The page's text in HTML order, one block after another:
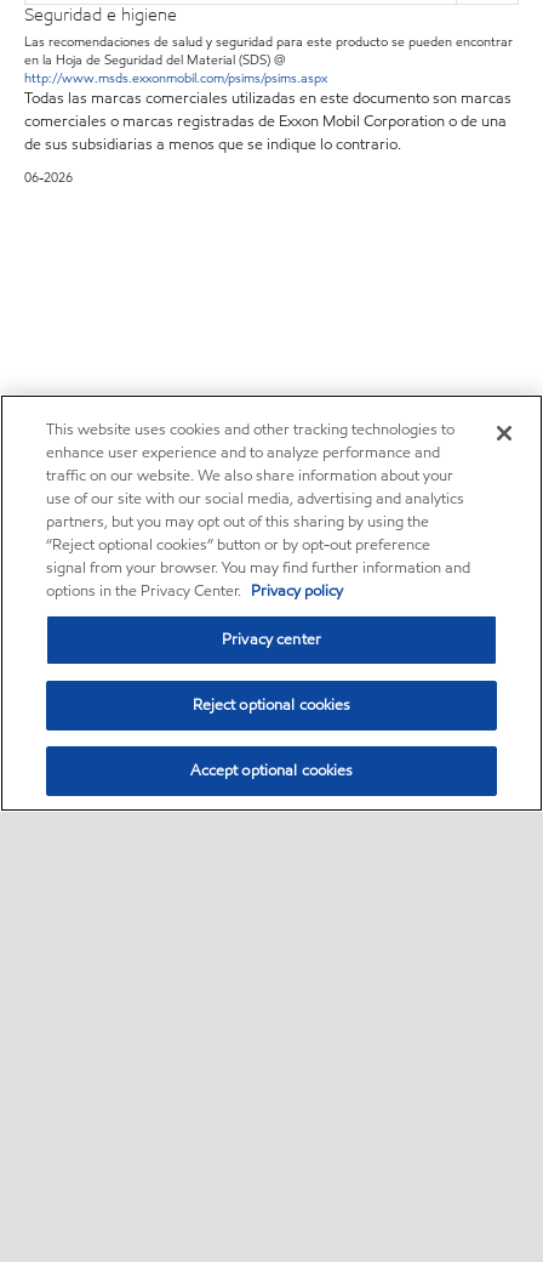
Seguridad e higiene
Las recomendaciones de salud y seguridad para este producto se pueden encontrar
en la Hoja de Seguridad del Material (SDS) @
http://www.msds.exxonmobil.com/psims/psims.aspx
Todas las marcas comerciales utilizadas en este documento son marcas
comerciales o marcas registradas de Exxon Mobil Corporation o de una
de sus subsidiarias a menos que se indique lo contrario.
06-2026
This website uses cookies and other tracking technologies to
enhance user experience and to analyze performance and
traffic on our website. We also share information about your
use of our site with our social media, advertising and analytics
partners, but you may opt out of this sharing by using the
“Reject optional cookies” button or by opt-out preference
signal from your browser. You may find further information and
options in the Privacy Center. Privacy policy
Privacy center
Reject optional cookies
Accept optional cookies